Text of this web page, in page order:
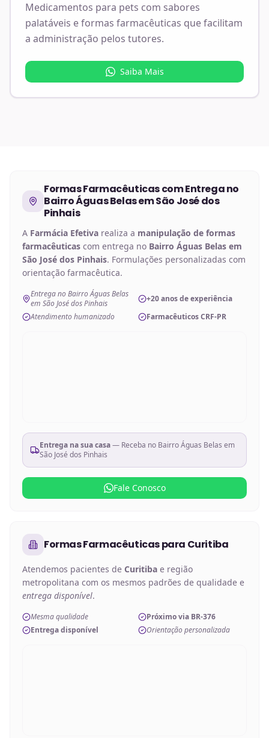
Medicamentos para pets com sabores
palatáveis e formas farmacêuticas que facilitam
a administração pelos tutores.
Saiba Mais
Formas Farmacêuticascom Entrega no
Bairro Águas Belas em São José dos
Pinhais
A Farmácia Efetiva realiza a manipulação de formas
farmacêuticas com entrega no Bairro Águas Belas em
São José dos Pinhais. Formulações personalizadas com
orientação farmacêutica.
Entrega no Bairro Águas Belas
em São José dos Pinhais
+20 anos de experiência
Atendimento humanizado
Farmacêuticos CRF-PR
Entrega na sua casa— Receba no Bairro Águas Belas em
São José dos Pinhais
Fale Conosco
Formas Farmacêuticaspara Curitiba
Atendemos pacientes de Curitiba e região
metropolitana com os mesmos padrões de qualidade e
entrega disponível.
Mesma qualidade
Próximo via BR-376
Entrega disponível
Orientação personalizada